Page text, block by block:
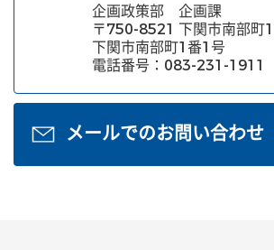
企画政策部 企画課
〒750-8521 下関市南部町
下関市南部町1番1号
電話番号：083-231-1911
メールでのお問い合わせ